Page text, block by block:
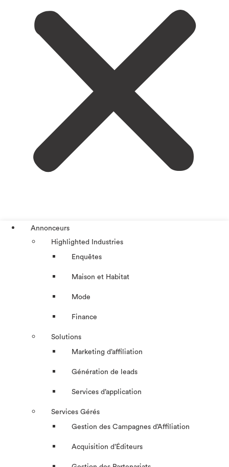
Annonceurs
Highlighted Industries
Enquêtes
Maison et Habitat
Mode
Finance
Solutions
Marketing d’affiliation
Génération de leads
Services d’application
Services Gérés
Gestion des Campagnes d’Affiliation​
Acquisition d’Éditeurs